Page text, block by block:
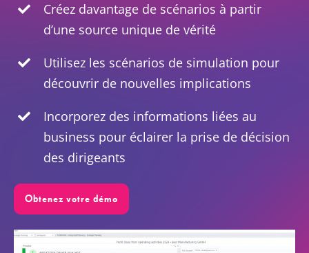
Ressources
À propos
Créez davantage de scénarios à partir
d’une source unique de vérité
Utilisez les scénarios de simulation pour
découvrir de nouvelles implications
Incorporez des informations liées au
business pour éclairer la prise de décision
des dirigeants
Obtenez votre démo